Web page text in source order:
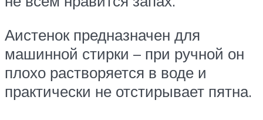
Аистенок предназначен для
машинной стирки – при ручной он
плохо растворяется в воде и
практически не отстирывает пятна.